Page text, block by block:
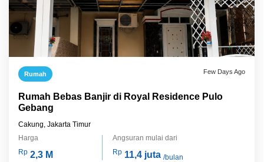
Rumah Few Days Ago
Rumah Bebas Banjir di Royal Residence Pulo
Gebang
Cakung, Jakarta Timur
Harga
Rp 2,3 M
Angsuran mulai dari
Rp 11,4 juta /bulan